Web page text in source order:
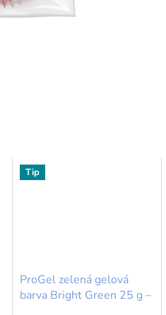
Tip
ProGel zelená gelová
barva Bright Green 25 g –